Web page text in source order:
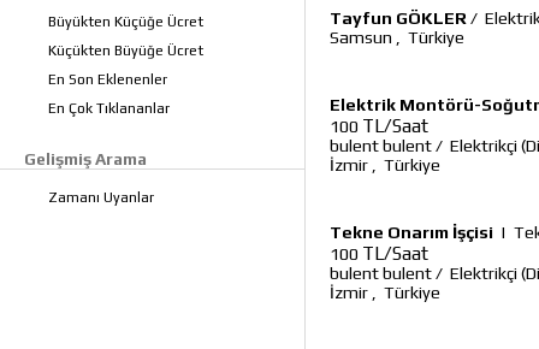
Büyükten Küçüğe Ücret
Küçükten Büyüğe Ücret
En Son Eklenenler
En Çok Tıklananlar
Gelişmiş Arama
Zamanı Uyanlar
Tayfun GÖKLER /
Samsun
Türkiye
Elektrik Montörü-
100 TL/Saat
bulent bulent/ Elektrikçi
İzmir
Türkiye
Tekne Onarım İşçisi |
100 TL/Saat
bulent bulent/ Elektrikçi
İzmir
Türkiye